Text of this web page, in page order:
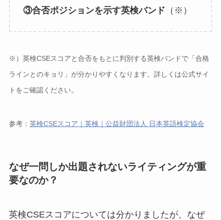
③合否ポジションを示す英検バンド （※）
※）英検CSEスコアと合否をもとに判別する英検バンドで「合格
ラインとのキョリ」が分かりやすくなります。詳しくは公式サイ
トをご確認ください。
参考： 英検CSEスコア｜英検｜公益財団法人 日本英語検定協会
なぜ一問しか出題されないライティングが重
要なのか？
英検CSEスコアについては分かりましたが、なぜ